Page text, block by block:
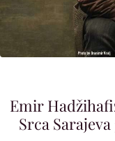
Emir
Srca